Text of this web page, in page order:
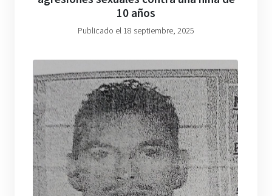
10 años
Publicado el 18 septiembre, 2025